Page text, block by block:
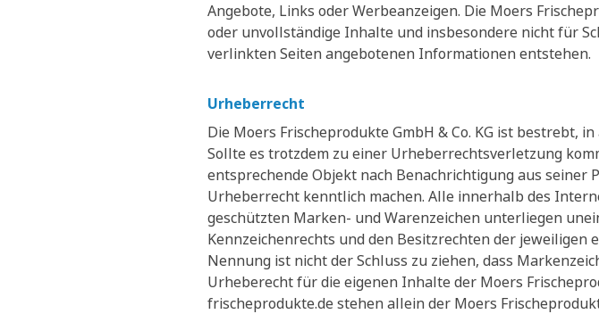
Angebote, Links oder Werbeanzeigen. Die Moers
oder unvollständige Inhalte und insbesondere nicht für
verlinkten Seiten angebotenen Informationen entstehen.
Urheberrecht
Die Moers Frischeprodukte GmbH & Co. KG ist bestrebt,
Sollte es trotzdem zu einer Urheberrechtsverletzung
entsprechende Objekt nach Benachrichtigung aus
Urheberrecht kenntlich machen. Alle innerhalb des
geschützten Marken- und Warenzeichen unterliegen
Kennzeichenrechts und den Besitzrechten der
Nennung ist nicht der Schluss zu ziehen, dass
Urheberecht für die eigenen Inhalte der Moers
frischeprodukte.de stehen allein der Moers